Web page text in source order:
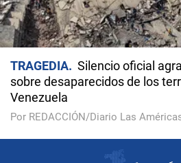
TRAGEDIA
Silencio oficial
sobre desaparecidos de los
Venezuela
Por REDACCIÓN/Diario Las